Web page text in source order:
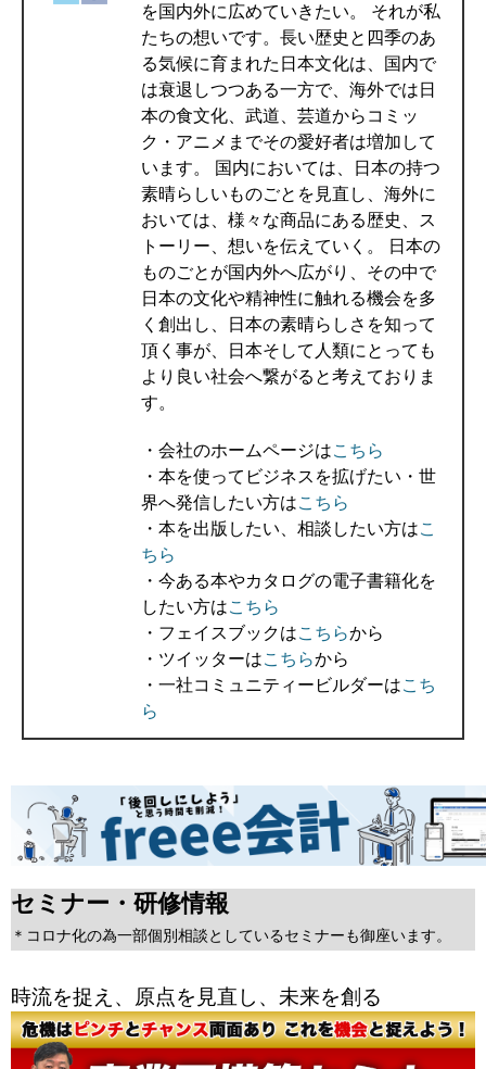
を国内外に広めていきたい。 それが私
たちの想いです。長い歴史と四季のあ
る気候に育まれた日本文化は、国内で
は衰退しつつある一方で、海外では日
本の食文化、武道、芸道からコミッ
ク・アニメまでその愛好者は増加して
います。 国内においては、日本の持つ
素晴らしいものごとを見直し、海外に
おいては、様々な商品にある歴史、ス
トーリー、想いを伝えていく。 日本の
ものごとが国内外へ広がり、その中で
日本の文化や精神性に触れる機会を多
く創出し、日本の素晴らしさを知って
頂く事が、日本そして人類にとっても
より良い社会へ繋がると考えておりま
す。
・会社のホームページはこちら
・本を使ってビジネスを拡げたい・世
界へ発信したい方はこちら
・本を出版したい、相談したい方はこ
ちら
・今ある本やカタログの電子書籍化を
したい方はこちら
・フェイスブックはこちらから
・ツイッターはこちらから
・一社コミュニティービルダーはこち
ら
セミナー・研修情報
＊コロナ化の為一部個別相談としているセミナーも御座います。
時流を捉え、原点を見直し、未来を創る